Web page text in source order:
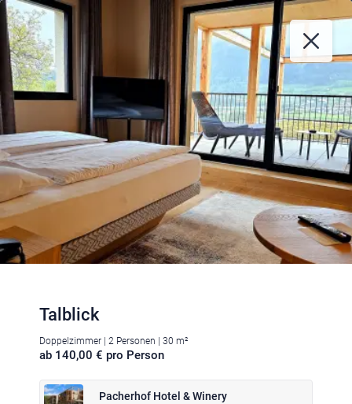
Talblick
Doppelzimmer | 2 Personen | 30 m²
ab 140,00 € pro Person
Pacherhof Hotel & Winery